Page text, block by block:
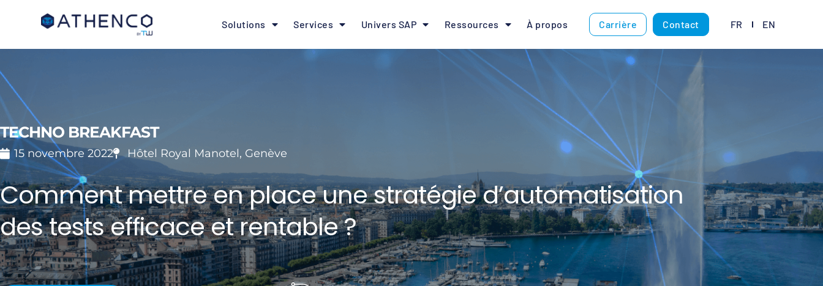
Solutions Services Univers SAP Ressources À propos Carrière Contact FR EN
TECHNO BREAKFAST
15 novembre 2022 Hôtel Royal Manotel, Genève
Comment mettre en place une stratégie d’automatisation
des tests efficace et rentable ?